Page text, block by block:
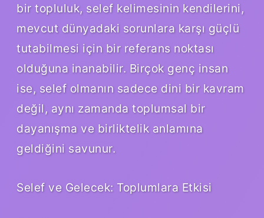
bir topluluk, selef kelimesinin kendilerini,
mevcut dünyadaki sorunlara karşı güçlü
tutabilmesi için bir referans noktası
olduğuna inanabilir. Birçok genç insan
ise, selef olmanın sadece dini bir kavram
değil, aynı zamanda toplumsal bir
dayanışma ve birliktelik anlamına
geldiğini savunur.
Selef ve Gelecek: Toplumlara Etkisi